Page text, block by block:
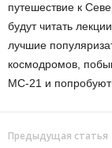
путешествие к
будут читать
лучшие
космодромов,
МС-21 и попробуют
Предыдущая статья